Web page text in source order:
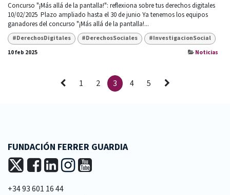
Concurso "¡Más allá de la pantalla!": reflexiona sobre tus derechos digitales​
10/02/2025 ​ Plazo ampliado hasta el 30 de junio Ya tenemos los equipos
ganadores del concurso "¡Más allá de la pantalla!...
#DerechosDigitales #DerechosSociales
#InvestigacionSocial
10 feb 2025
Noticias
1 2 3 4 5
FUNDACIÓN FERRER GUARDIA
+34 93 601 16 44